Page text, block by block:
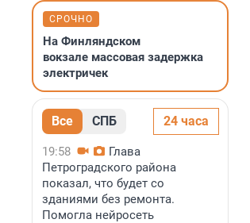
СРОЧНО
На Финляндском
вокзале массовая задержка
электричек
Все СПБ 24 часа
19:58
Глава
Петроградского района
показал, что будет со
зданиями без ремонта.
Помогла нейросеть